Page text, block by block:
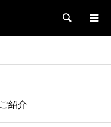
検索
紹介